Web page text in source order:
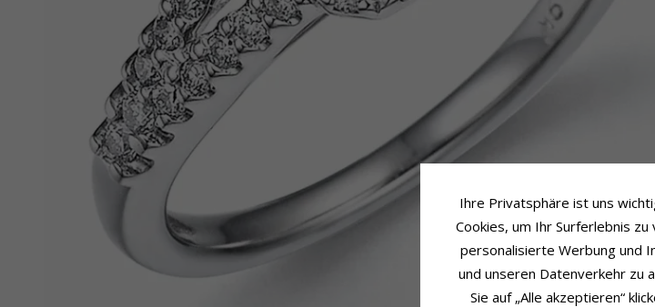
Ihre Privatsphäre ist uns
Cookies, um Ihr Surferlebnis
personalisierte Werbung und
und unseren Datenverkehr zu
Sie auf „Alle akzeptieren“